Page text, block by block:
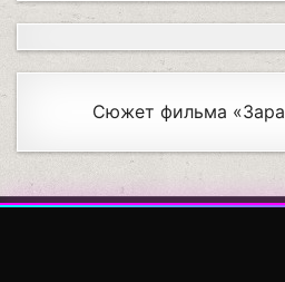
Сюжет фильма